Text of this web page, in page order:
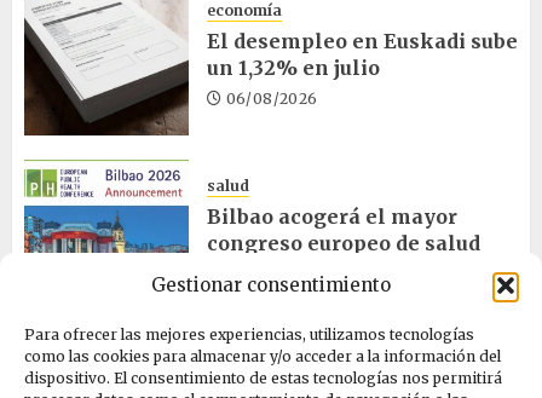
Gestionar consentimiento
Para ofrecer las mejores experiencias, utilizamos tecnologías
como las cookies para almacenar y/o acceder a la información del
dispositivo. El consentimiento de estas tecnologías nos permitirá
economía
El desempleo en Euskadi sube
un 1,32% en julio
06/08/2026
salud
Bilbao acogerá el mayor
congreso europeo de salud
pública en noviembre
ciencia